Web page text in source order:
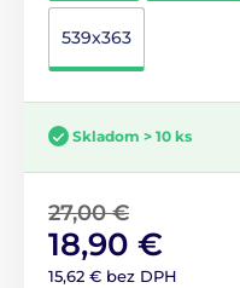
539x363
Skladom > 10 ks
27,00 €
18,90 €
15,62 € bez DPH